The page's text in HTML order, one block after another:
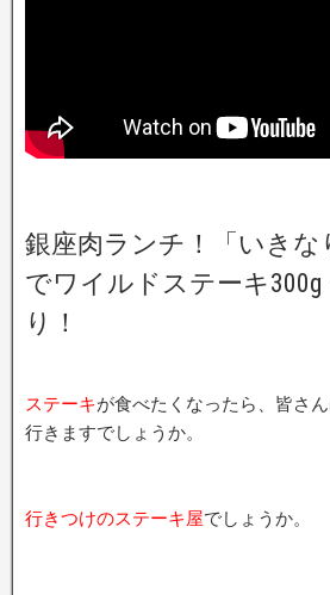
銀座肉ランチ！「いきな
でワイルドステーキ
り！
ステーキが食べたくなったら、皆さ
行きますでしょうか。
行きつけのステーキ屋でしょうか。